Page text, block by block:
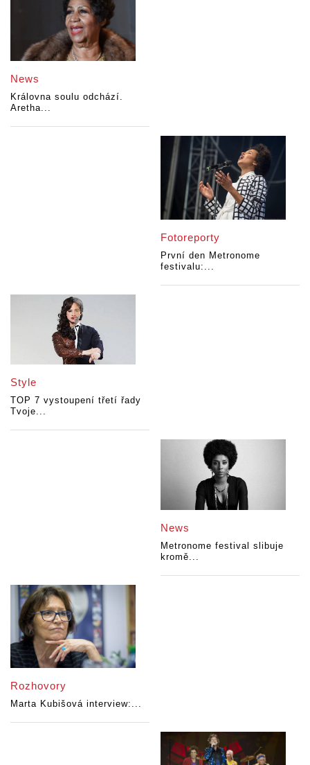
News
Královna soulu odchází.
Aretha...
Fotoreporty
První den Metronome
festivalu:...
Style
TOP 7 vystoupení třetí řady
Tvoje...
News
Metronome festival slibuje
kromě...
Rozhovory
Marta Kubišová interview:...